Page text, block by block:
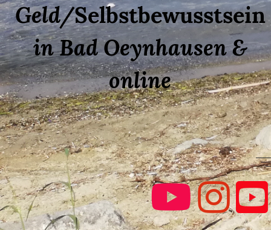
Geld/Selbstbewusstsein
in Bad Oeynhausen &
online